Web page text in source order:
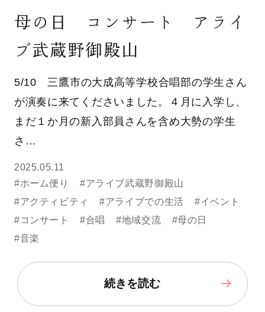
母の日 コンサート アライ
ブ武蔵野御殿山
5/10 三鷹市の大成高等学校合唱部の学生さん
が演奏に来てくださいました。４月に入学し、
まだ１か月の新入部員さんを含め大勢の学生
さ…
2025.05.11
#ホーム便り
#アライブ武蔵野御殿山
#アクティビティ
#アライブでの生活
#イベント
#コンサート
#合唱 #地域交流
#母の日
#音楽
続きを読む